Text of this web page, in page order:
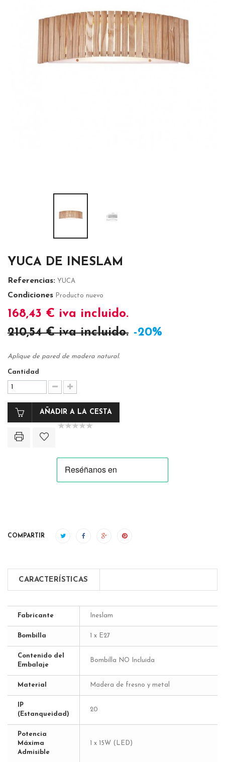
YUCA DE INESLAM
Referencias: YUCA
Condiciones Producto nuevo
168,43 € iva incluido.
210,54 €iva incluido. -20%
Aplique de pared de madera natural.
Cantidad
AÑADIR A LA CESTA
COMPARTIR
CARACTERÍSTICAS
Fabricante Ineslam
Bombilla 1 x E27
Contenido del
Embalaje
Bombilla NO Incluida
Material Madera de fresno y metal
IP
(Estanqueidad)
20
Potencia
Máxima
Admisible
1 x 15W (LED)